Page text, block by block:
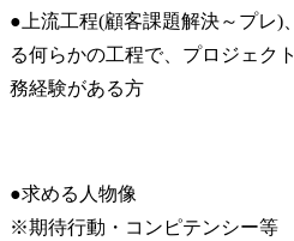
●上流工程(顧客課題解決～プレ)
る何らかの工程で、プロジェク
務経験がある方
●求める人物像
※期待行動・コンピテンシー等